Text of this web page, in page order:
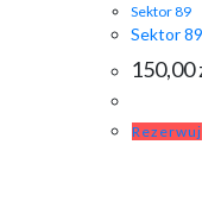
Sektor 89
Sektor
150,00
Rezerwuj